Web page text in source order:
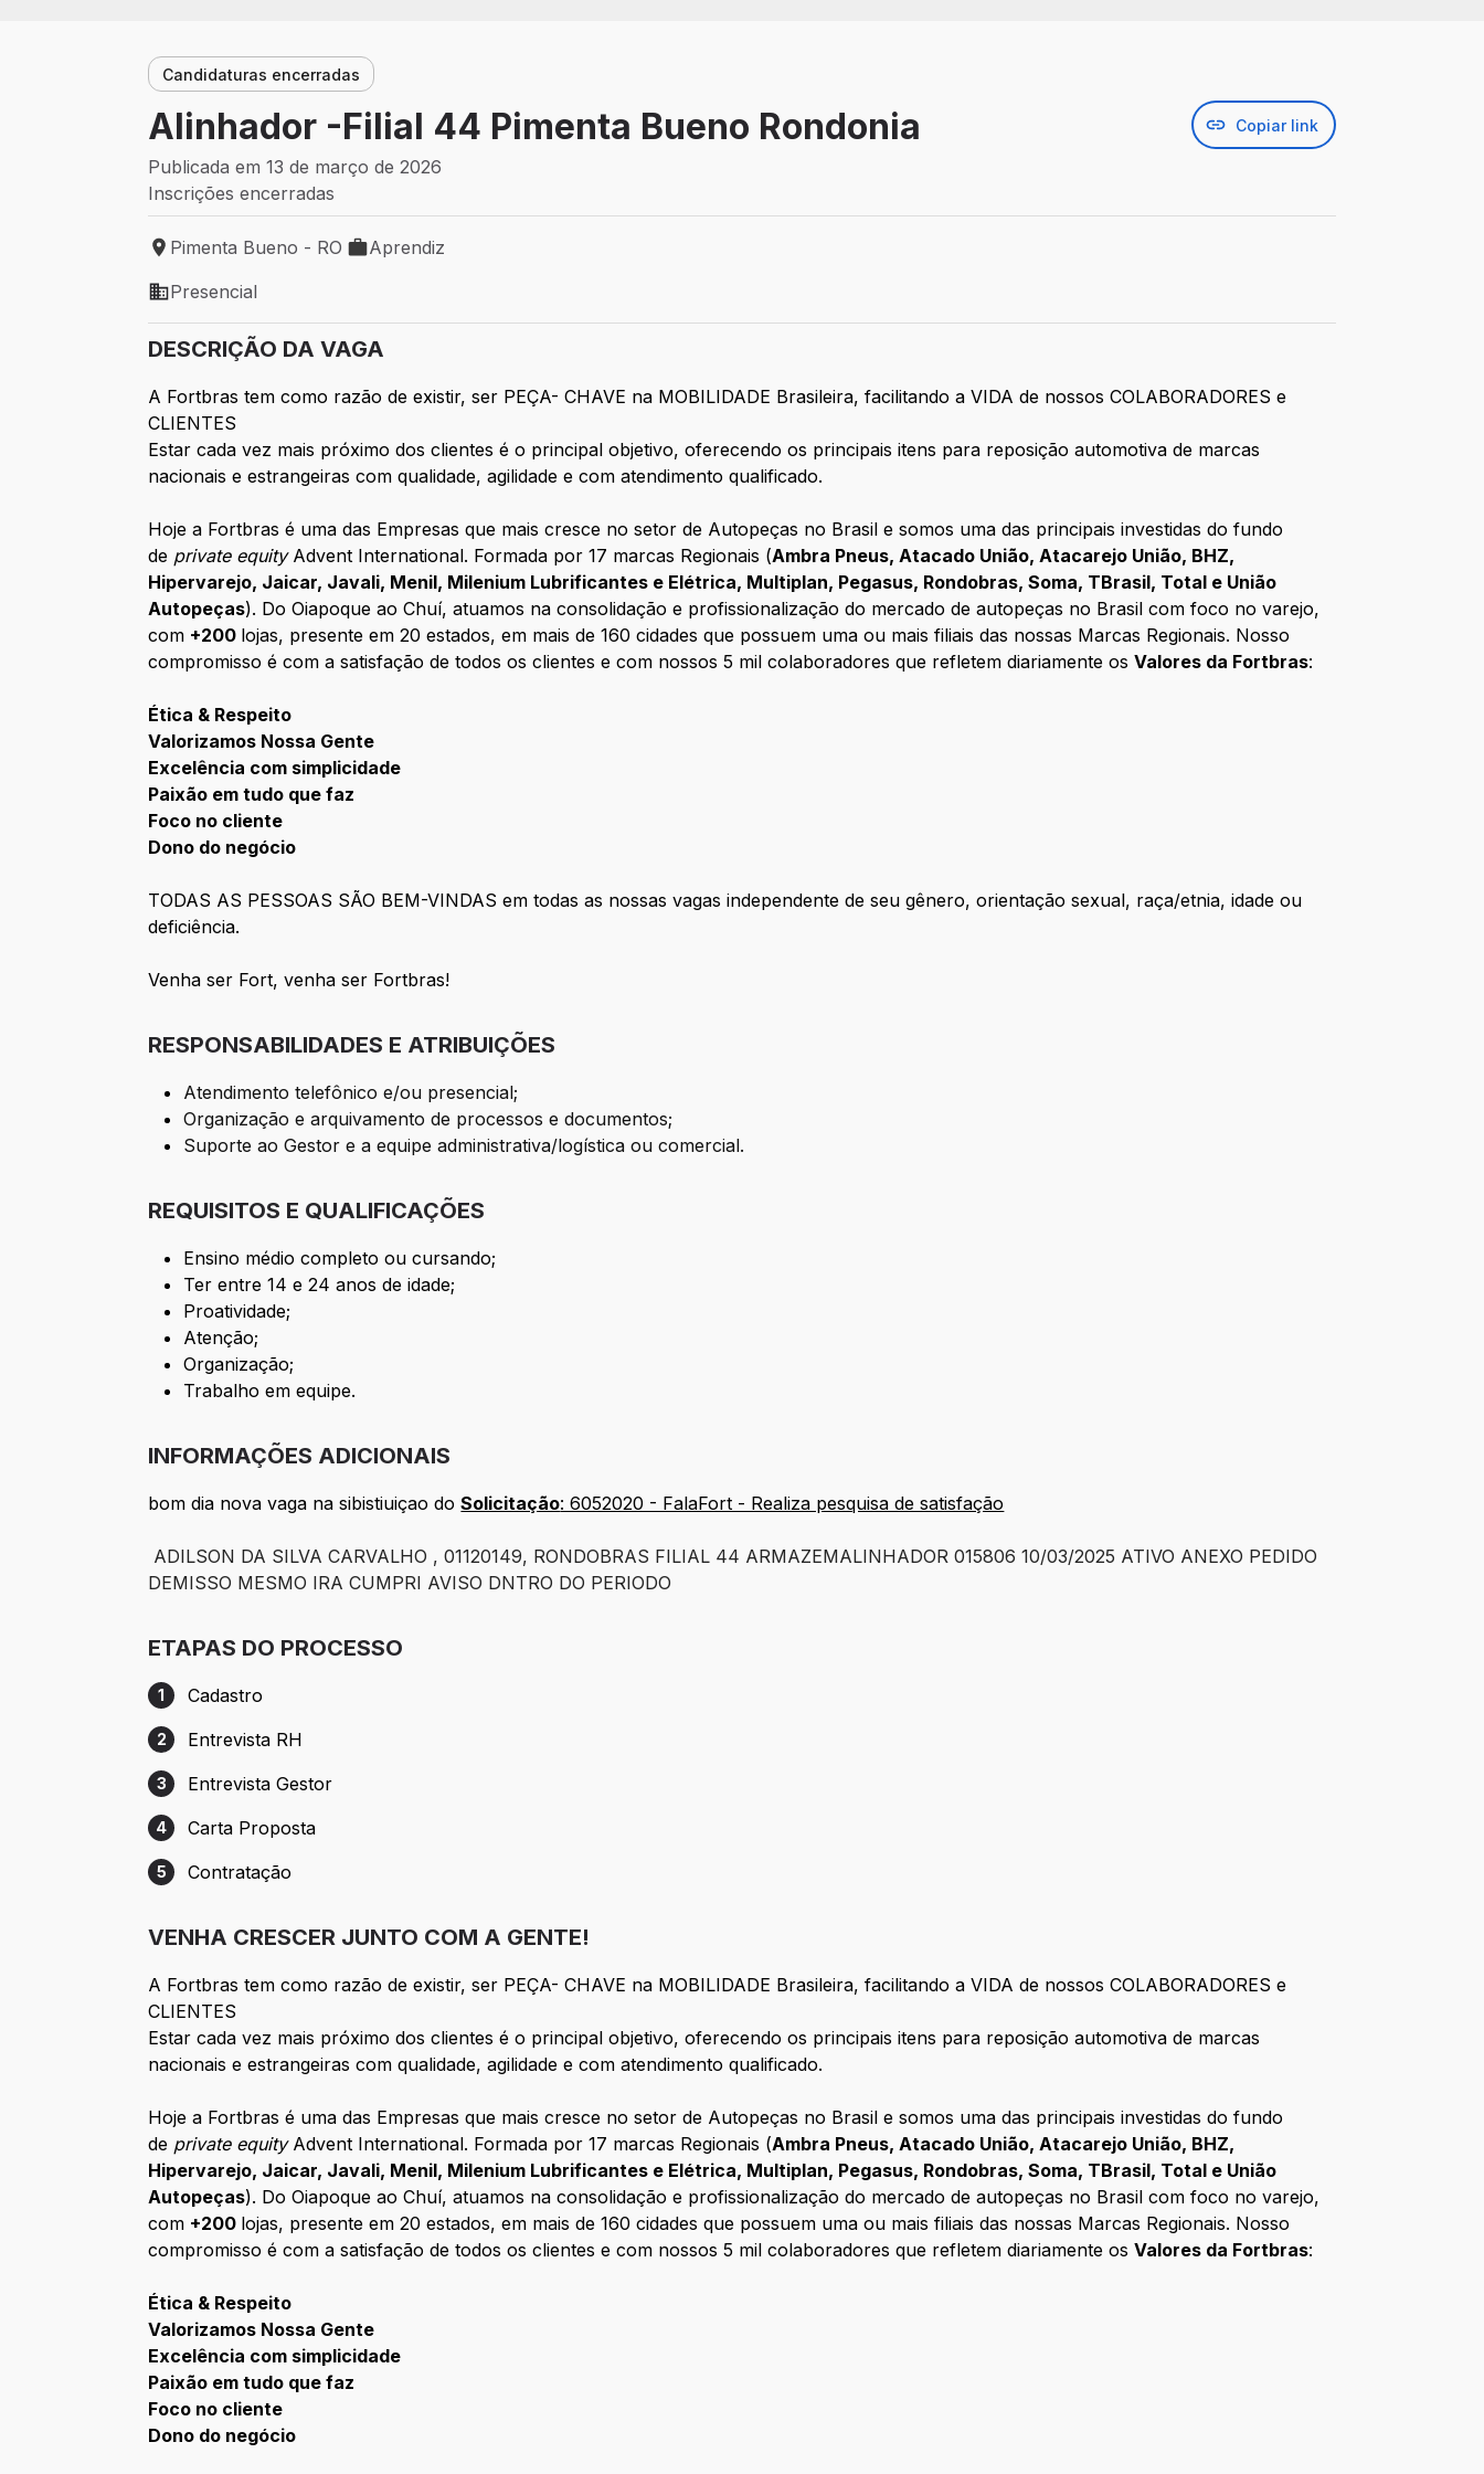
Candidaturas encerradas
Alinhador -Filial 44 Pimenta Bueno Rondonia Copiar link
Publicada em 13 de março de 2026
Inscrições encerradas
Local de trabalho: Pimenta Bueno - RO
Pimenta Bueno - RO
Tipo de vaga: Aprendiz
Aprendiz
Modelo de trabalho: Presencial
Presencial
DESCRIÇÃO DA VAGA
A Fortbras tem como razão de existir, ser PEÇA- CHAVE na MOBILIDADE Brasileira, facilitando a VIDA de nossos COLABORADORES e
CLIENTES
Estar cada vez mais próximo dos clientes é o principal objetivo, oferecendo os principais itens para reposição automotiva de marcas
nacionais e estrangeiras com qualidade, agilidade e com atendimento qualificado.
Hoje a Fortbras é uma das Empresas que mais cresce no setor de Autopeças no Brasil e somos uma das principais investidas do fundo
de private equityAdvent International. Formada por 17 marcas Regionais (Ambra Pneus, Atacado União, Atacarejo União, BHZ,
Hipervarejo, Jaicar, Javali, Menil, Milenium Lubrificantes e Elétrica, Multiplan, Pegasus, Rondobras, Soma, TBrasil, Total e União
Autopeças). Do Oiapoque ao Chuí, atuamos na consolidação e profissionalização do mercado de autopeças no Brasil com foco no varejo,
com +200 lojas, presente em 20 estados, em mais de 160 cidades que possuem uma ou mais filiais das nossas Marcas Regionais. Nosso
compromisso é com a satisfação de todos os clientes e com nossos 5 mil colaboradores que refletem diariamente osValores da Fortbras:
Ética & Respeito
Valorizamos Nossa Gente
Excelência com simplicidade
Paixão em tudo que faz
Foco no cliente
Dono do negócio
TODAS AS PESSOAS SÃO BEM-VINDAS em todas as nossas vagas independente de seu gênero, orientação sexual, raça/etnia, idade ou
deficiência.
Venha ser Fort, venha ser Fortbras!
RESPONSABILIDADES E ATRIBUIÇÕES
Atendimento telefônico e/ou presencial;
Organização e arquivamento de processos e documentos;
Suporte ao Gestor e a equipe administrativa/logística ou comercial.
REQUISITOS E QUALIFICAÇÕES
Ensino médio completo ou cursando;
Ter entre 14 e 24 anos de idade;
Proatividade;
Atenção;
Organização;
Trabalho em equipe.
INFORMAÇÕES ADICIONAIS
bom dia nova vaga na sibistiuiçao doSolicitação: 6052020 - FalaFort - Realiza pesquisa de satisfação
ADILSON DA SILVA CARVALHO , 01120149, RONDOBRAS FILIAL 44 ARMAZEMALINHADOR 015806 10/03/2025 ATIVO ANEXO PEDIDO
DEMISSO MESMO IRA CUMPRI AVISO DNTRO DO PERIODO
ETAPAS DO PROCESSO
Etapa 1: Cadastro
1 Cadastro
Etapa 2: Entrevista RH
2 Entrevista RH
Etapa 3: Entrevista Gestor
3 Entrevista Gestor
Etapa 4: Carta Proposta
4 Carta Proposta
Etapa 5: Contratação
5 Contratação
VENHA CRESCER JUNTO COM A GENTE!
A Fortbras tem como razão de existir, ser PEÇA- CHAVE na MOBILIDADE Brasileira, facilitando a VIDA de nossos COLABORADORES e
CLIENTES
Estar cada vez mais próximo dos clientes é o principal objetivo, oferecendo os principais itens para reposição automotiva de marcas
nacionais e estrangeiras com qualidade, agilidade e com atendimento qualificado.
Hoje a Fortbras é uma das Empresas que mais cresce no setor de Autopeças no Brasil e somos uma das principais investidas do fundo
de private equityAdvent International. Formada por 17 marcas Regionais (Ambra Pneus, Atacado União, Atacarejo União, BHZ,
Hipervarejo, Jaicar, Javali, Menil, Milenium Lubrificantes e Elétrica, Multiplan, Pegasus, Rondobras, Soma, TBrasil, Total e União
Autopeças). Do Oiapoque ao Chuí, atuamos na consolidação e profissionalização do mercado de autopeças no Brasil com foco no varejo,
com +200 lojas, presente em 20 estados, em mais de 160 cidades que possuem uma ou mais filiais das nossas Marcas Regionais. Nosso
compromisso é com a satisfação de todos os clientes e com nossos 5 mil colaboradores que refletem diariamente osValores da Fortbras:
Ética & Respeito
Valorizamos Nossa Gente
Excelência com simplicidade
Paixão em tudo que faz
Foco no cliente
Dono do negócio